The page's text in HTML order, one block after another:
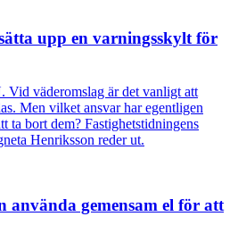
upp en varningsskylt för
väderomslag är det vanligt att
Men vilket ansvar har egentligen
ta bort dem? Fastighetstidningens
Henriksson reder ut.
använda gemensam el för att